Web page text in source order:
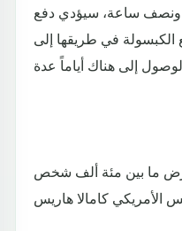
ونصف ساعة، سيؤدي دفع
الكبسولة في طريقها إلى
ما بين مئة ألف شخص